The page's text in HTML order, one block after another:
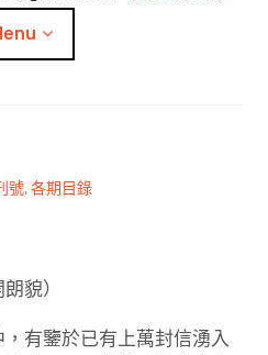
號,各期目錄
貌）
有鑒於已有上萬封信湧入